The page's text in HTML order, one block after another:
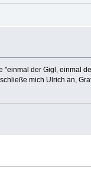
"einmal der Gigl, einmal
mich Ulrich an,